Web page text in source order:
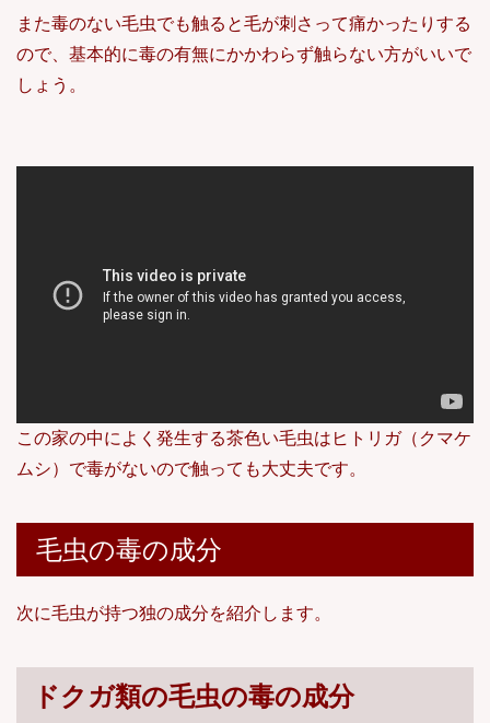
また毒のない毛虫でも触ると毛が刺さって痛かったりする
ので、基本的に毒の有無にかかわらず触らない方がいいで
しょう。
この家の中によく発生する茶色い毛虫はヒトリガ（クマケ
ムシ）で毒がないので触っても大丈夫です。
毛虫の毒の成分
次に毛虫が持つ独の成分を紹介します。
ドクガ類の毛虫の毒の成分